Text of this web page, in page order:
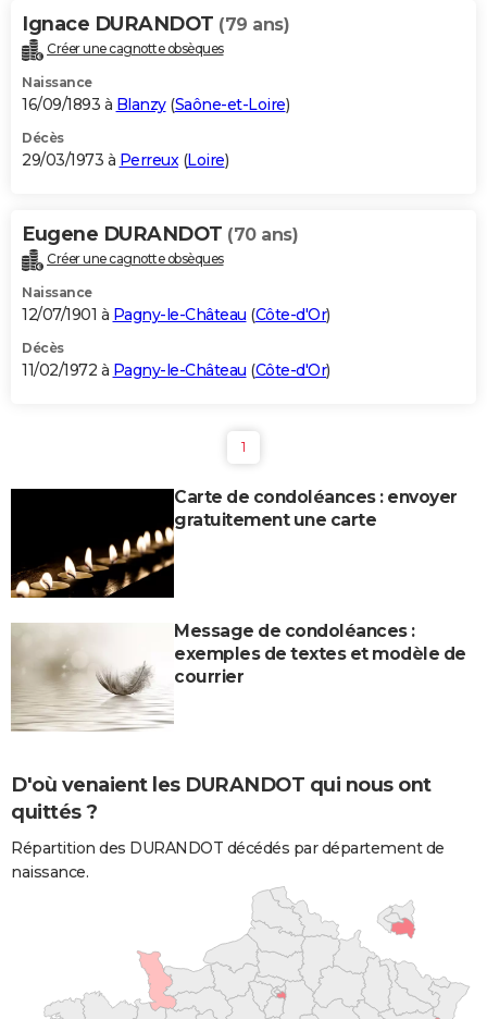
Ignace DURANDOT (79 ans)
Créer une cagnotte obsèques
Naissance
16/09/1893 à Blanzy(Saône-et-Loire)
Décès
29/03/1973 à Perreux(Loire)
Eugene DURANDOT (70 ans)
Créer une cagnotte obsèques
Naissance
12/07/1901 à Pagny-le-Château (Côte-d'Or)
Décès
11/02/1972 à Pagny-le-Château (Côte-d'Or)
1
Carte de condoléances : envoyer
gratuitement une carte
Message de condoléances :
exemples de textes et modèle de
courrier
D'où venaient les DURANDOT qui nous ont
quittés ?
Répartition des DURANDOT décédés par département de
naissance.